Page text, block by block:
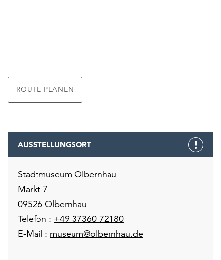
ROUTE PLANEN
AUSSTELLUNGSORT
Stadtmuseum Olbernhau
Markt 7
09526 Olbernhau
Telefon : +49 37360 72180
E-Mail : museum@olbernhau.de